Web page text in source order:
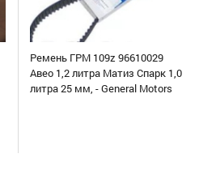
Ремень ГРМ 109z 96610029
Авео 1,2 литра Матиз Спарк 1,0
литра 25 мм, - General Motors